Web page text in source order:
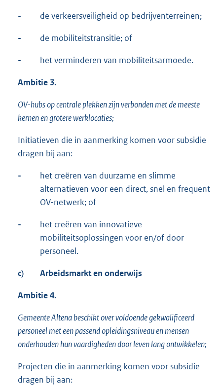
- de verkeersveiligheid op bedrijventerreinen;
- de mobiliteitstransitie; of
- het verminderen van mobiliteitsarmoede.
Ambitie 3.
OV-hubs op centrale plekken zijn verbonden met de meeste
kernen en grotere werklocaties;
Initiatieven die in aanmerking komen voor subsidie
dragen bij aan:
-
het creëren van duurzame en slimme
alternatieven voor een direct, snel en frequent
OV-netwerk; of
-
het creëren van innovatieve
mobiliteitsoplossingen voor en/of door
personeel.
c) Arbeidsmarkt en onderwijs
Ambitie 4.
Gemeente Altena beschikt over voldoende gekwalificeerd
personeel met een passend opleidingsniveau en mensen
onderhouden hun vaardigheden door leven lang ontwikkelen;
Projecten die in aanmerking komen voor subsidie
dragen bij aan: